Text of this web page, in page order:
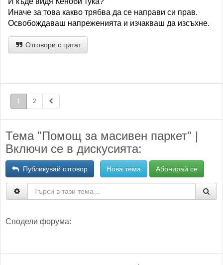
Иначе за това какво трябва да се направи си прав.
Освобождаваш напреженията и изчакваш да изсъхне.
Отговори с цитат
1 2
Тема "Помощ за масивен паркет" |
Включи се в дискусията:
Публикувай отговор Нова тема Абонирай се
Сподели форума: